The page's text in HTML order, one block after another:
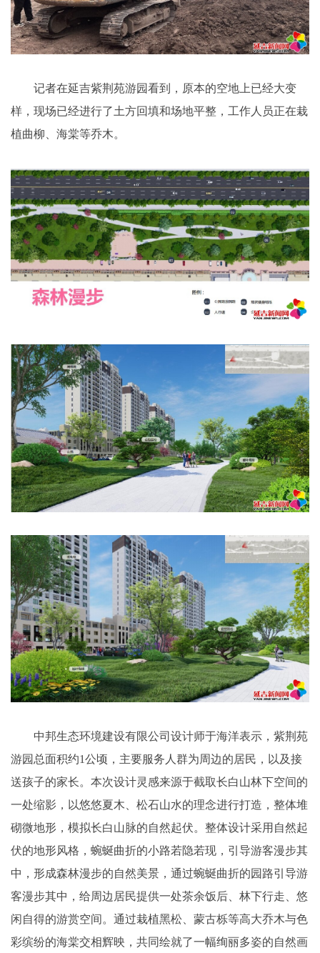
记者在延吉紫荆苑游园看到，原本的空地上已经大变
样，现场已经进行了土方回填和场地平整，工作人员正在栽
植曲柳、海棠等乔木。
中邦生态环境建设有限公司设计师于海洋表示，紫荆苑
游园总面积约1公顷，主要服务人群为周边的居民，以及接
送孩子的家长。本次设计灵感来源于截取长白山林下空间的
一处缩影，以悠悠夏木、松石山水的理念进行打造，整体堆
砌微地形，模拟长白山脉的自然起伏。整体设计采用自然起
伏的地形风格，蜿蜒曲折的小路若隐若现，引导游客漫步其
中，形成森林漫步的自然美景，通过蜿蜒曲折的园路引导游
客漫步其中，给周边居民提供一处茶余饭后、林下行走、悠
闲自得的游赏空间。通过栽植黑松、蒙古栎等高大乔木与色
彩缤纷的海棠交相辉映，共同绘就了一幅绚丽多姿的自然画